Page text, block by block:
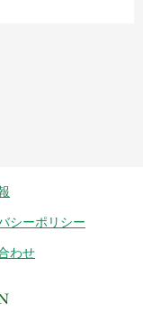
シーポリシー
わせ